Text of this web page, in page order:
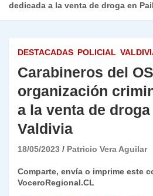
dedicada a la venta de droga en
DESTACADAS POLICIAL
Carabineros del
organización
a la venta de
Valdivia
18/05/2023 Patricio Vera Aguilar
Comparte, envía o imprime este
VoceroRegional.CL